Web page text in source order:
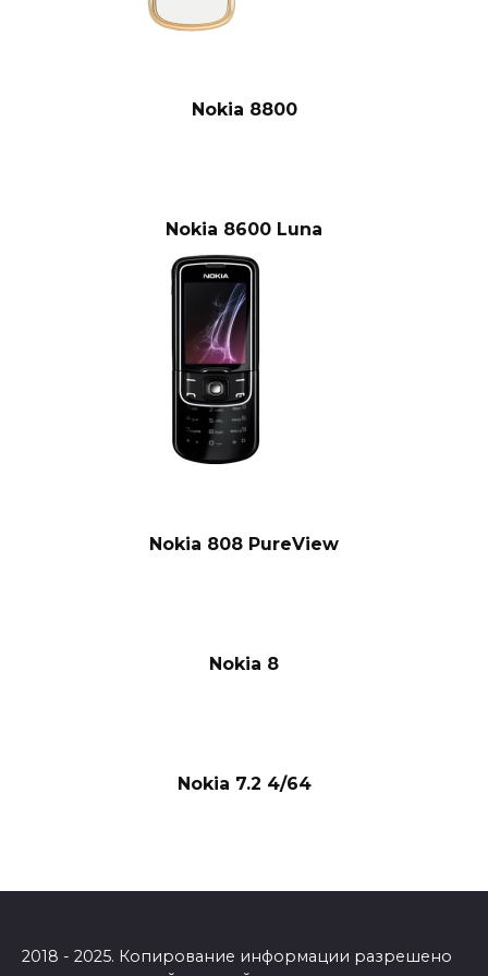
Nokia 8800
Nokia 8600 Luna
Nokia 808 PureView
Nokia 8
Nokia 7.2 4/64
2018 - 2025. Копирование информации разрешено